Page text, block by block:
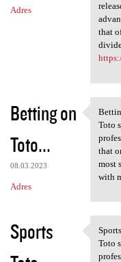
Adres
that
Betting on
Toto...
08.03.2023
Adres
Toto
that
most
with
Sports
Toto